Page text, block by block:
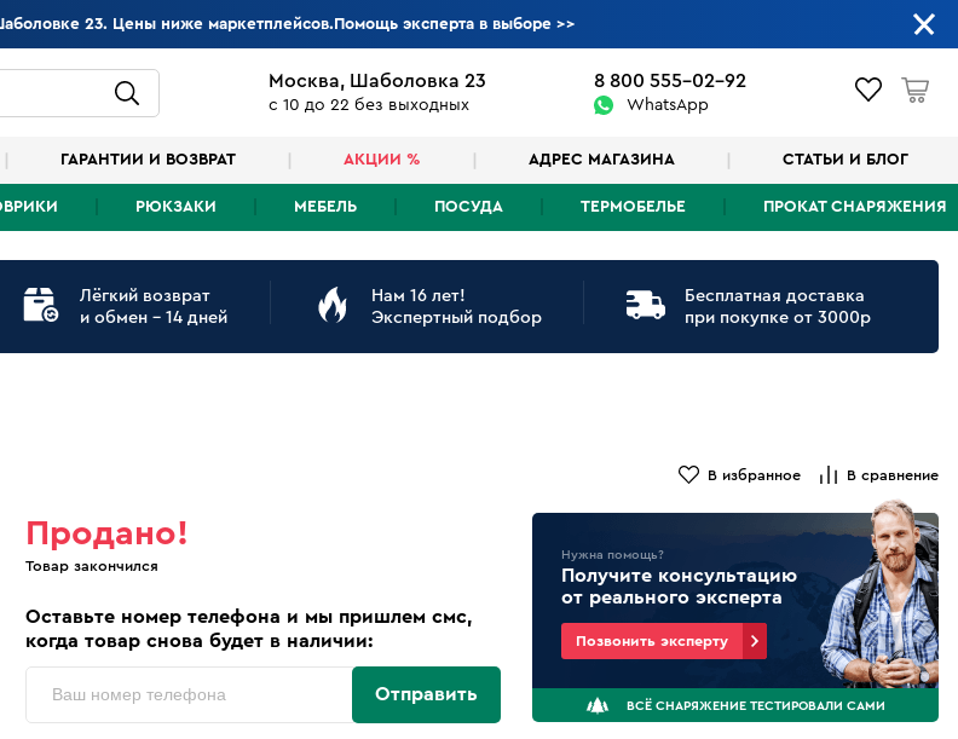
23. Цены ниже маркетплейсов.Помощь эксперта в выборе>>
Москва, Шаболовка 23
с 10 до 22 без выходных
8 800 555-02-92
WhatsApp
ГАРАНТИИ И ВОЗВРАТ АКЦИИ % АДРЕС МАГАЗИНА СТАТЬИ И БЛОГ
РЮКЗАКИ МЕБЕЛЬ ПОСУДА ТЕРМОБЕЛЬЕ ПРОКАТ СНАРЯЖЕНИЯ
Лёгкий возврат
и обмен - 14 дней
Нам 16 лет!
Экспертный подбор
Бесплатная доставка
при покупке от 3000р
В избранное В сравнение
Продано!
Товар закончился
Оставьте номер телефона и мы пришлем смс,
когда товар снова будет в наличии:
Отправить
Нужна помощь?
Получите консультацию
от реального эксперта
Позвонить эксперту
ВСЁ СНАРЯЖЕНИЕ ТЕСТИРОВАЛИ САМИ